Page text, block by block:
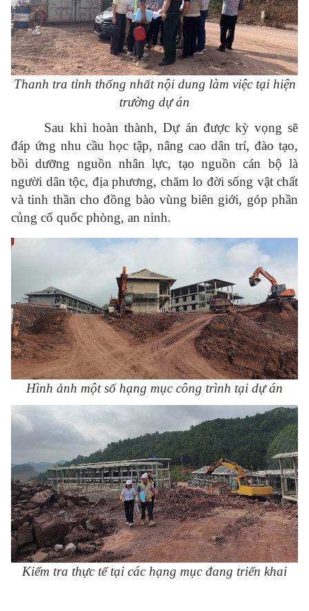
Thanh tra tỉnh thống nhất nội dung làm việc tại hiện
trường dự án
Sau khi hoàn thành, Dự án được kỳ vọng sẽ
đáp ứng nhu cầu học tập, nâng cao dân trí, đào tạo,
bồi dưỡng nguồn nhân lực, tạo nguồn cán bộ là
người dân tộc, địa phương, chăm lo đời sống vật chất
và tinh thần cho đồng bào vùng biên giới, góp phần
củng cố quốc phòng, an ninh.
Hình ảnh một số hạng mục công trình tại dự án
Kiểm tra thực tế tại các hạng mục đang triển khai